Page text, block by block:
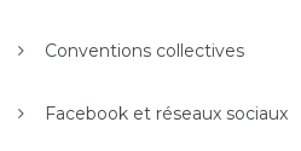
Conventions collectives
Facebook et réseaux sociaux